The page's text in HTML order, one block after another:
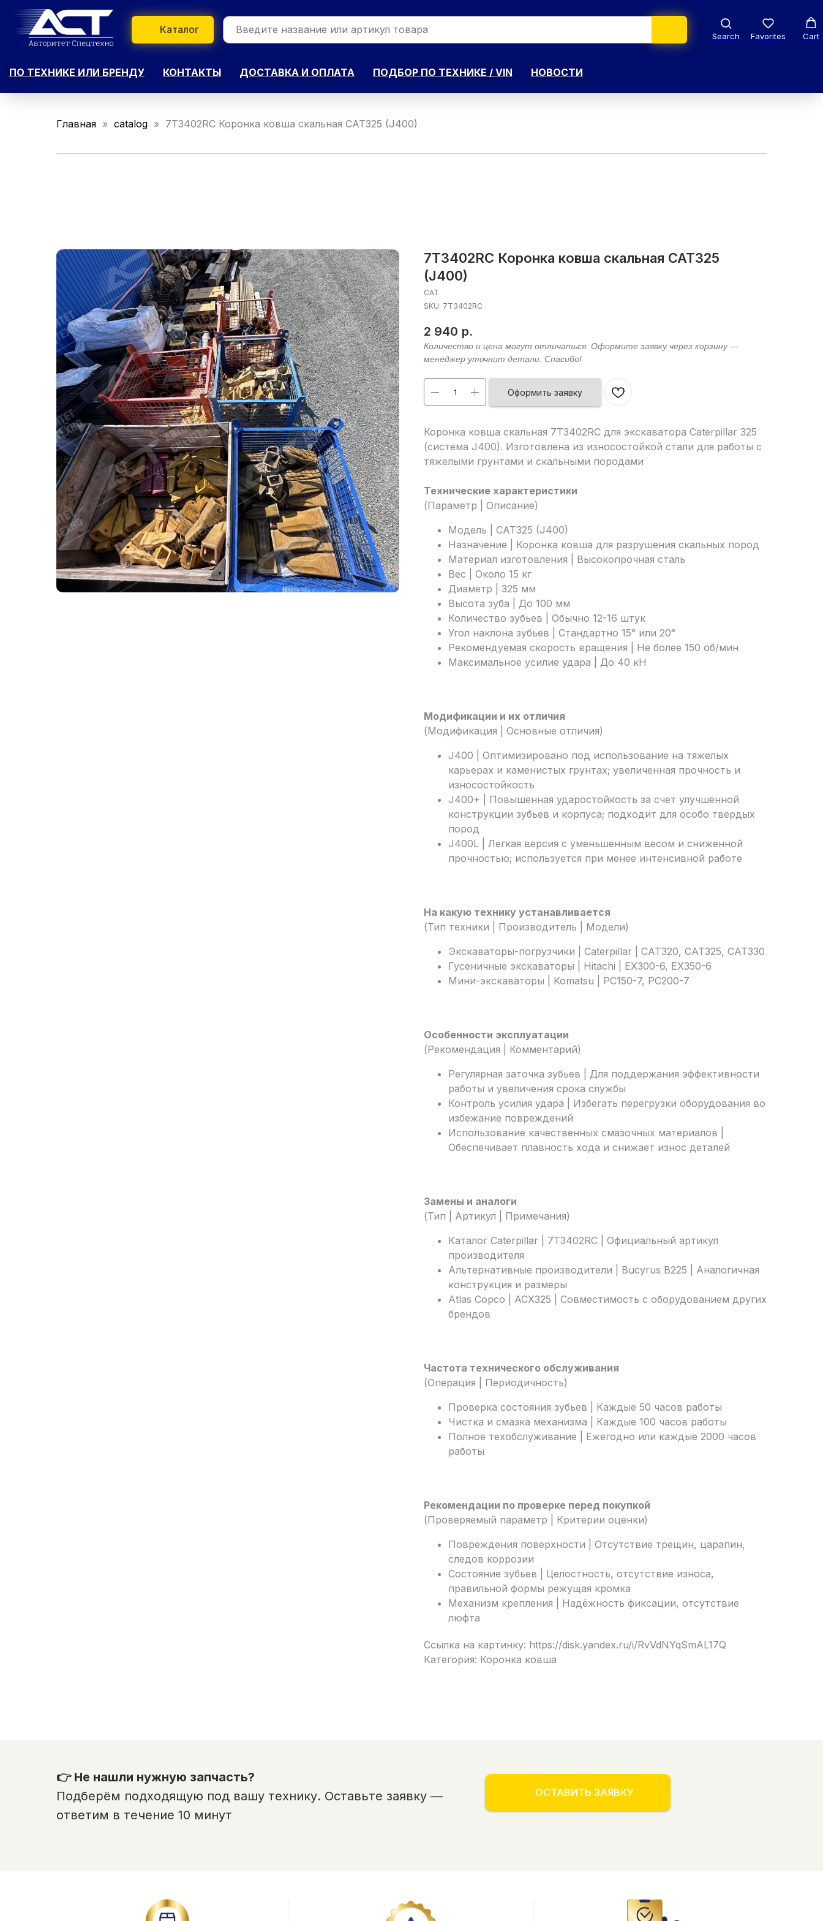
Каталог
Search Favorites Cart
ПО ТЕХНИКЕ ИЛИ БРЕНДУ КОНТАКТЫ ДОСТАВКА И ОПЛАТА ПОДБОР ПО ТЕХНИКЕ / VIN НОВОСТИ
Главная catalog 7T3402RC Коронка ковша скальная CAT325 (J400)
7T3402RC Коронка ковша скальная CAT325
(J400)
CAT
SKU: 7T3402RC
2 940 р.
Оформить заявку
Коронка ковша скальная 7T3402RC для экскаватора Caterpillar 325
(система J400). Изготовлена из износостойкой стали для работы с
тяжелыми грунтами и скальными породами
Технические характеристики
(Параметр | Описание)
Модель | CAT325 (J400)
Назначение | Коронка ковша для разрушения скальных пород
Материал изготовления | Высокопрочная сталь
Вес | Около 15 кг
Диаметр | 325 мм
Высота зуба | До 100 мм
Количество зубьев | Обычно 12-16 штук
Угол наклона зубьев | Стандартно 15° или 20°
Рекомендуемая скорость вращения | Не более 150 об/мин
Максимальное усилие удара | До 40 кН
Модификации и их отличия
(Модификация | Основные отличия)
J400 | Оптимизировано под использование на тяжелых
карьерах и каменистых грунтах; увеличенная прочность и
износостойкость
J400+ | Повышенная ударостойкость за счет улучшенной
конструкции зубьев и корпуса; подходит для особо твердых
пород
J400L | Легкая версия с уменьшенным весом и сниженной
прочностью; используется при менее интенсивной работе
На какую технику устанавливается
(Тип техники | Производитель | Модели)
Экскаваторы-погрузчики | Caterpillar | CAT320, CAT325, CAT330
Гусеничные экскаваторы | Hitachi | EX300-6, EX350-6
Мини-экскаваторы | Komatsu | PC150-7, PC200-7
Особенности эксплуатации
(Рекомендация | Комментарий)
Регулярная заточка зубьев | Для поддержания эффективности
работы и увеличения срока службы
Контроль усилия удара | Избегать перегрузки оборудования во
избежание повреждений
Использование качественных смазочных материалов |
Обеспечивает плавность хода и снижает износ деталей
Замены и аналоги
(Тип | Артикул | Примечания)
Каталог Caterpillar | 7T3402RC | Официальный артикул
производителя
Альтернативные производители | Bucyrus B225 | Аналогичная
конструкция и размеры
Atlas Copco | ACX325 | Совместимость с оборудованием других
брендов
Частота технического обслуживания
(Операция | Периодичность)
Проверка состояния зубьев | Каждые 50 часов работы
Чистка и смазка механизма | Каждые 100 часов работы
Полное техобслуживание | Ежегодно или каждые 2000 часов
работы
Рекомендации по проверке перед покупкой
(Проверяемый параметр | Критерии оценки)
Повреждения поверхности | Отсутствие трещин, царапин,
следов коррозии
Состояние зубьев | Целостность, отсутствие износа,
правильной формы режущая кромка
Механизм крепления | Надёжность фиксации, отсутствие
люфта
Ссылка на картинку: https://disk.yandex.ru/i/RvVdNYqSmAL17Q
Категория: Коронка ковша
👉 Не нашли нужную запчасть?
Подберём подходящую под вашу технику. Оставьте заявку —
ответим в течение 10 минут
ОСТАВИТЬ ЗАЯВКУ